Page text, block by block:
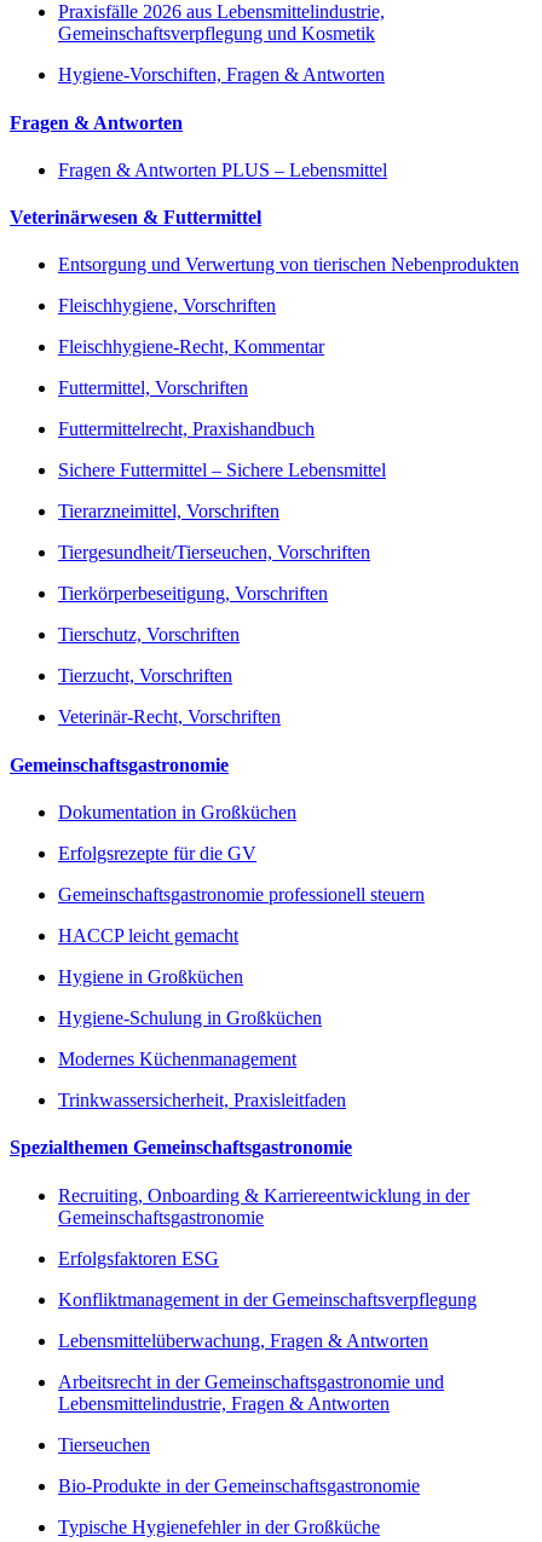
Praxisfälle 2026 aus Lebensmittelindustrie,
Gemeinschaftsverpflegung und Kosmetik
Hygiene-Vorschiften, Fragen & Antworten
Fragen & Antworten
Fragen & Antworten PLUS – Lebensmittel
Veterinärwesen & Futtermittel
Entsorgung und Verwertung von tierischen Nebenprodukten
Fleischhygiene, Vorschriften
Fleischhygiene-Recht, Kommentar
Futtermittel, Vorschriften
Futtermittelrecht, Praxishandbuch
Sichere Futtermittel – Sichere Lebensmittel
Tierarzneimittel, Vorschriften
Tiergesundheit/Tierseuchen, Vorschriften
Tierkörperbeseitigung, Vorschriften
Tierschutz, Vorschriften
Tierzucht, Vorschriften
Veterinär-Recht, Vorschriften
Gemeinschaftsgastronomie
Dokumentation in Großküchen
Erfolgsrezepte für die GV
Gemeinschaftsgastronomie professionell steuern
HACCP leicht gemacht
Hygiene in Großküchen
Hygiene-Schulung in Großküchen
Modernes Küchenmanagement
Trinkwassersicherheit, Praxisleitfaden
Spezialthemen Gemeinschaftsgastronomie
Recruiting, Onboarding & Karriereentwicklung in der
Gemeinschaftsgastronomie
Erfolgsfaktoren ESG
Konfliktmanagement in der Gemeinschaftsverpflegung
Lebensmittelüberwachung, Fragen & Antworten
Arbeitsrecht in der Gemeinschaftsgastronomie und
Lebensmittelindustrie, Fragen & Antworten
Tierseuchen
Bio-Produkte in der Gemeinschaftsgastronomie
Typische Hygienefehler in der Großküche